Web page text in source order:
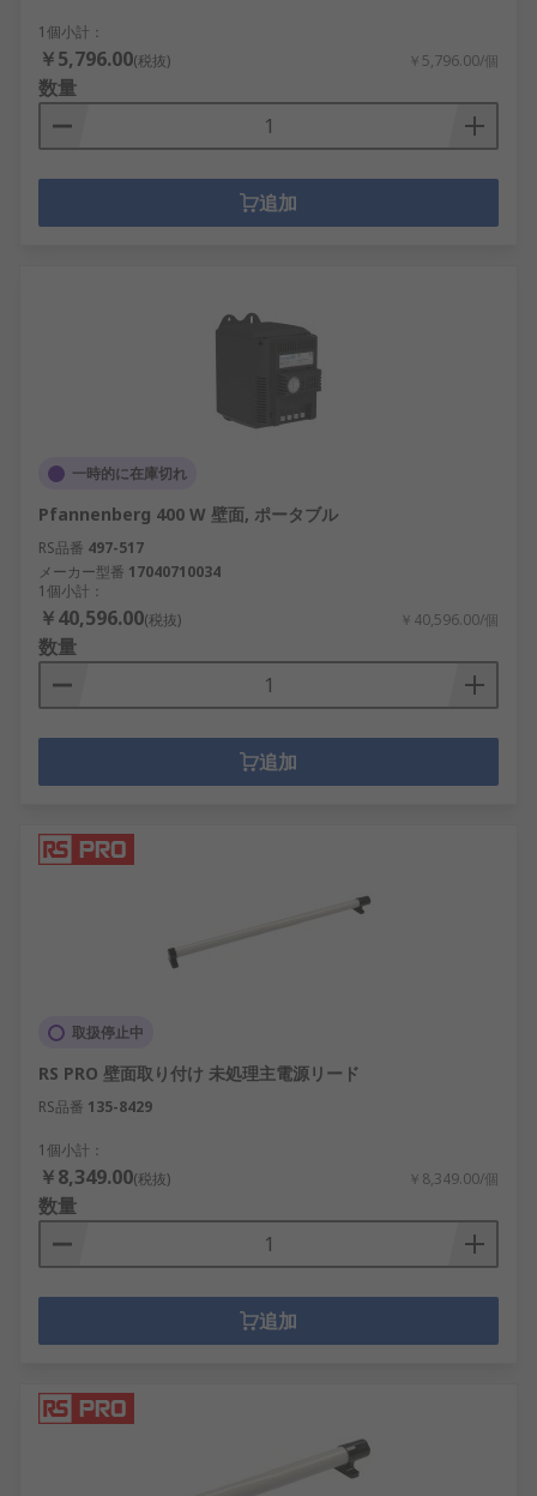
1個小計：
￥5,796.00(税抜) ￥5,796.00/個
数量
追加
一時的に在庫切れ
Pfannenberg 400 W 壁面, ポータブル
RS品番 497-517
メーカー型番 17040710034
1個小計：
￥40,596.00(税抜) ￥40,596.00/個
数量
追加
取扱停止中
RS PRO 壁面取り付け 未処理主電源リード
RS品番 135-8429
1個小計：
￥8,349.00(税抜) ￥8,349.00/個
数量
追加